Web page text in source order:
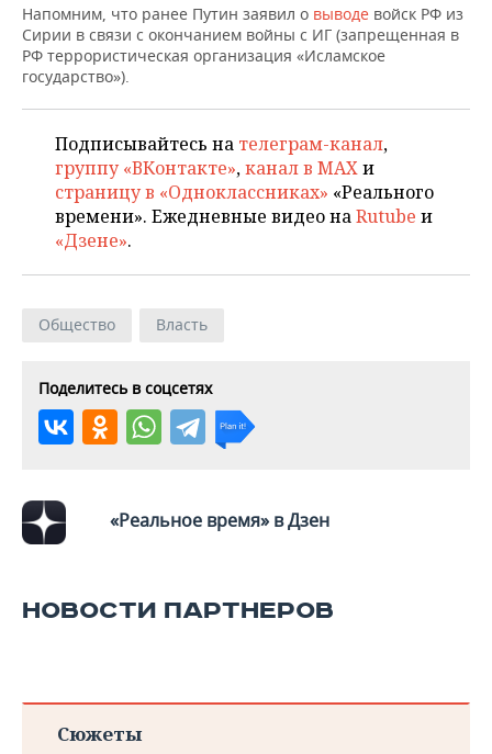
ОПК
ЭНЕРГЕТИКА
ТРАНСПОРТ
УСЛУГИ
IT
МЕДИА
ТЕЛЕКОММУНИКАЦИИ
НОВОСТИ МЕРОПРИЯТИЙ
ВЫЕЗДНАЯ РЕДАКЦИЯ
БИЗНЕС-БРАНЧИ
ONLINE-КОНФЕРЕНЦИИ
ОТКРЫТАЯ ЛЕКЦИЯ
СПОРТ
НОВОСТИ СПОРТА
ФУТБОЛ
ХОККЕЙ
БАСКЕТБОЛ
КИБЕРСПОРТ
ВОДНЫЕ ВИДЫ СПОРТА
ОБЩЕСТВО
НОВОСТИ ОБЩЕСТВА
ВЛАСТЬ
ИНФРАСТРУКТУРА
КУЛЬТУРА
ОБРАЗОВАНИЕ
ФОТОГАЛЕРЕЯ
СЮЖЕТЫ
СПРАВОЧНИК
СПИСОК КОМПАНИЙ
Напомним, что ранее Путин заявил о выводе войск РФ из
Сирии в связи с окончанием войны с ИГ (запрещенная в
РФ террористическая организация «Исламское
государство»).
Подписывайтесь на телеграм-канал,
группу «ВКонтакте»,канал в MAXи
страницу в «Одноклассниках» «Реального
времени». Ежедневные видео наRutube и
«Дзене».
Общество Власть
Поделитесь в соцсетях
«Реальное время» в Дзен
НОВОСТИ ПАРТНЕРОВ
Сюжеты